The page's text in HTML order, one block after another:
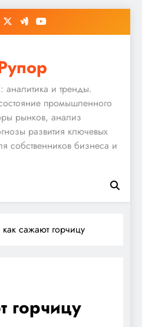
аналитика и тренды.
промышленного
рынков, анализ
развития ключевых
собственников бизнеса и
как сажают горчицу
горчицу